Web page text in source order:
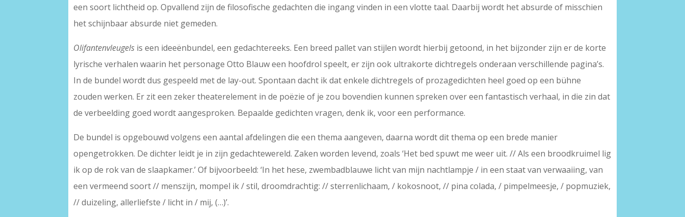
een soort lichtheid op. Opvallend zijn de filosofische gedachten die ingang vinden in een vlotte taal. Daarbij wordt het absurde of misschien
het schijnbaar absurde niet gemeden.
Olifantenvleugels is een ideeënbundel, een gedachtereeks. Een breed pallet van stijlen wordt hierbij getoond, in het bijzonder zijn er de korte
lyrische verhalen waarin het personage Otto Blauw een hoofdrol speelt, er zijn ook ultrakorte dichtregels onderaan verschillende pagina’s.
In de bundel wordt dus gespeeld met de lay-out. Spontaan dacht ik dat enkele dichtregels of prozagedichten heel goed op een bühne
zouden werken. Er zit een zeker theaterelement in de poëzie of je zou bovendien kunnen spreken over een fantastisch verhaal, in die zin dat
de verbeelding goed wordt aangesproken. Bepaalde gedichten vragen, denk ik, voor een performance.
De bundel is opgebouwd volgens een aantal afdelingen die een thema aangeven, daarna wordt dit thema op een brede manier
opengetrokken. De dichter leidt je in zijn gedachtewereld. Zaken worden levend, zoals ‘Het bed spuwt me weer uit. // Als een broodkruimel lig
ik op de rok van de slaapkamer.’ Of bijvoorbeeld: ‘In het hese, zwembadblauwe licht van mijn nachtlampje / in een staat van verwaaiing, van
een vermeend soort // menszijn, mompel ik / stil, droomdrachtig: // sterrenlichaam, / kokosnoot, // pina colada, / pimpelmeesje, / popmuziek,
// duizeling, allerliefste / licht in / mij, (…)’.